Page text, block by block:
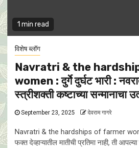
1 min read
विशेष ब्लॉग
Navratri & the
women : दुर्गे दुर्घट भारी :
स्त्रीशक्ती कष्टाच्या सन्मानाचा
September 23, 2025 देवराम गागरे
Navratri & the hardships of farmer
फक्त देव्हाऱ्यातील मातीची प्रतिमा नाही, ती